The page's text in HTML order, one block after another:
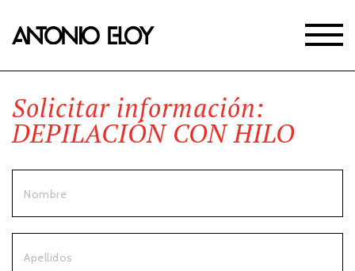
Solicitar información:
DEPILACIÓN CON HILO
Nombre
Apellidos